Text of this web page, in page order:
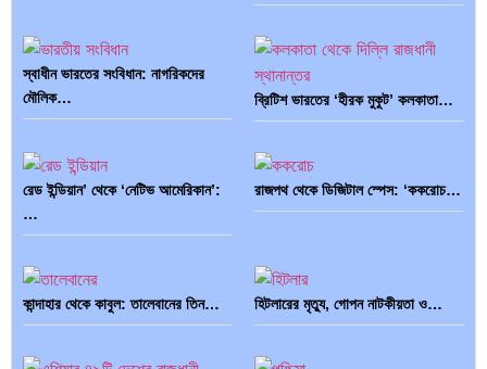
স্বাধীন ভারতের সংবিধান: নাগরিকদের
মৌলিক…
ব্রিটিশ ভারতের ‘হীরক মুকুট’ কলকাতা…
রেড ইন্ডিয়ান’ থেকে ‘নেটিভ আমেরিকান’:
…
রাজপথ থেকে ডিজিটাল স্পেস: ‘ককরোচ…
কান্দাহার থেকে কাবুল: তালেবানের তিন… হিটলারের মৃত্যু, গোপন নাটকীয়তা ও…